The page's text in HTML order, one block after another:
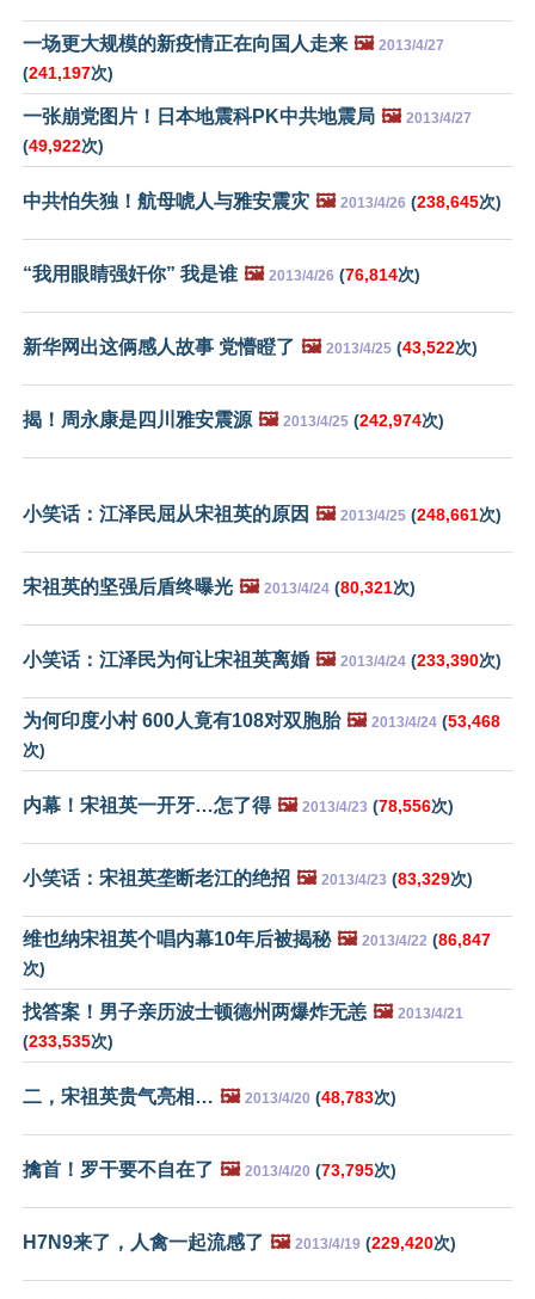
一场更大规模的新疫情正在向国人走来 🖼️ 2013/4/27
(241,197次)
一张崩党图片！日本地震科PK中共地震局 🖼️ 2013/4/27
(49,922次)
中共怕失独！航母唬人与雅安震灾 🖼️ 2013/4/26 (238,645次)
“我用眼睛强奸你” 我是谁 🖼️ 2013/4/26 (76,814次)
新华网出这俩感人故事 党懵瞪了 🖼️ 2013/4/25 (43,522次)
揭！周永康是四川雅安震源 🖼️ 2013/4/25 (242,974次)
小笑话：江泽民屈从宋祖英的原因 🖼️ 2013/4/25 (248,661次)
宋祖英的坚强后盾终曝光 🖼️ 2013/4/24 (80,321次)
小笑话：江泽民为何让宋祖英离婚 🖼️ 2013/4/24 (233,390次)
为何印度小村 600人竟有108对双胞胎 🖼️ 2013/4/24 (53,468
次)
内幕！宋祖英一开牙…怎了得 🖼️ 2013/4/23 (78,556次)
小笑话：宋祖英垄断老江的绝招 🖼️ 2013/4/23 (83,329次)
维也纳宋祖英个唱内幕10年后被揭秘 🖼️ 2013/4/22 (86,847
次)
找答案！男子亲历波士顿德州两爆炸无恙 🖼️ 2013/4/21
(233,535次)
二，宋祖英贵气亮相… 🖼️ 2013/4/20 (48,783次)
擒首！罗干要不自在了 🖼️ 2013/4/20 (73,795次)
H7N9来了，人禽一起流感了 🖼️ 2013/4/19 (229,420次)